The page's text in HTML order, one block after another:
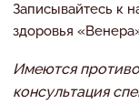
Записывайтесь к
здоровья
Имеются
консультация